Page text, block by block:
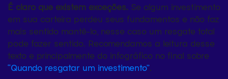
É claro que existem exceções. Se algum investimento
em sua carteira perdeu seus fundamentos e não faz
mais sentido mantê-lo, nesse caso um resgate total
pode fazer sentido. Recomendamos a leitura desse
texto e principalmente do infográfico no final sobre
“Quando resgatar um investimento”.